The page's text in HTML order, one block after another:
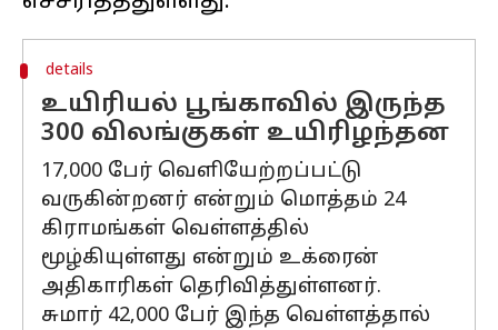
details
உயிரியல் பூங்காவில் இருந்த
300 விலங்குகள் உயிரிழந்தன
17,000 பேர் வெளியேற்றப்பட்டு
வருகின்றனர் என்றும் மொத்தம் 24
கிராமங்கள் வெள்ளத்தில்
மூழ்கியுள்ளது என்றும் உக்ரைன்
அதிகாரிகள் தெரிவித்துள்ளனர்.
சுமார் 42,000 பேர் இந்த வெள்ளத்தால்